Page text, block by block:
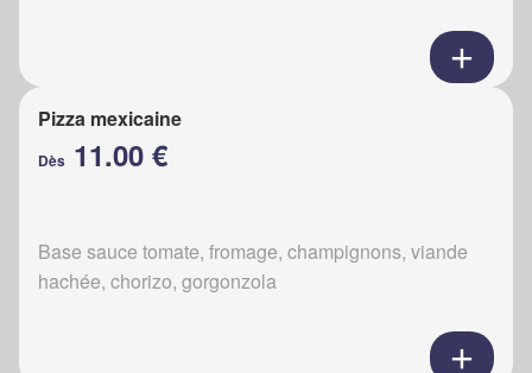
Pizza mexicaine
Dès 11.00 €
Base sauce tomate, fromage, champignons, viande
hachée, chorizo, gorgonzola